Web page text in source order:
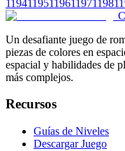
11941195119611971198
Un desafiante juego de
piezas de colores en
espacial y habilidades de
más complejos.
Recursos
Guías de Niveles
Descargar Juego